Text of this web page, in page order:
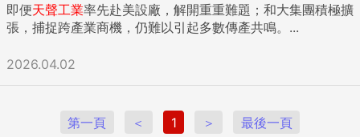
即便天聲工業率先赴美設廠，解開重重難題；和大集團積極擴
張，捕捉跨產業商機，仍難以引起多數傳產共鳴。...
2026.04.02
第一頁 ＜ 1 ＞ 最後一頁